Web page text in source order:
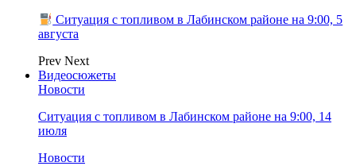
Ситуация с топливом в Лабинском районе на 9:00, 5
августа
Prev Next
Видеосюжеты
Новости
Ситуация с топливом в Лабинском районе на 9:00, 14
июля
Новости